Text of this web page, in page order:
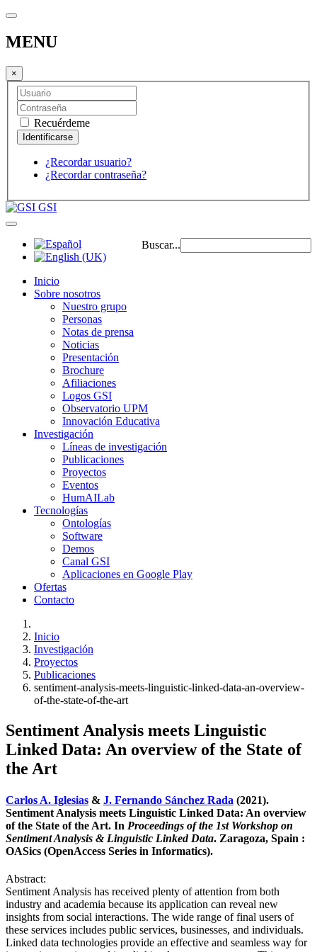
MENU
×
Recuérdeme
¿Recordar usuario?
¿Recordar contraseña?
GSI
Buscar...
Inicio
Sobre nosotros
Nuestro grupo
Personas
Notas de prensa
Noticias
Presentación
Brochure
Afiliaciones
Logos GSI
Observatorio UPM
Innovación Educativa
Investigación
Líneas de investigación
Publicaciones
Proyectos
Eventos
HumAILab
Tecnologías
Ontologías
Software
Demos
Canal GSI
Aplicaciones en Google Play
Ofertas
Contacto
Inicio
Investigación
Proyectos
Publicaciones
sentiment-analysis-meets-linguistic-linked-data-an-overview-
of-the-state-of-the-art
Sentiment Analysis meets Linguistic
Linked Data: An overview of the State of
the Art
Carlos A. Iglesias & J. Fernando Sánchez Rada (2021).
Sentiment Analysis meets Linguistic Linked Data: An overview
of the State of the Art. In Proceedings of the 1st Workshop on
Sentiment Analysis & Linguistic Linked Data. Zaragoza, Spain :
OASics (OpenAccess Series in Informatics).
Abstract:
Sentiment Analysis has received plenty of attention from both
industry and academia because its application can reveal new
insights from social interactions. The wide range of final users of
these services includes public services, businesses, and individuals.
Linked data technologies provide an effective and seamless way for